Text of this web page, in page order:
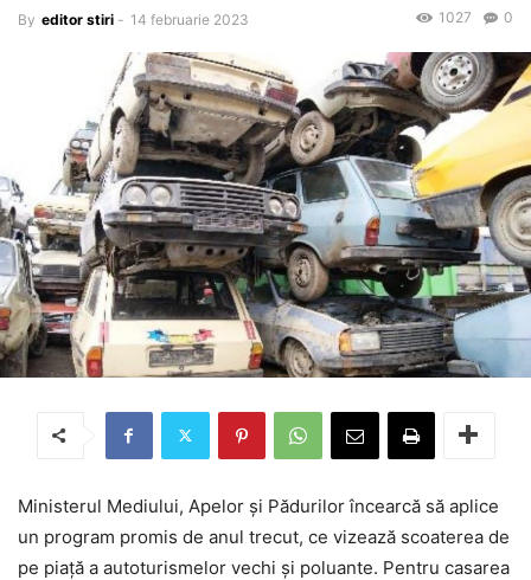
By editor stiri - 14 februarie 2023 0
1027
Ministerul Mediului, Apelor și Pădurilor încearcă să aplice
un program promis de anul trecut, ce vizează scoaterea de
pe piață a autoturismelor vechi și poluante. Pentru casarea